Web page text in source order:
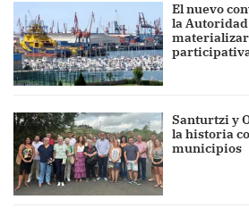
El nuevo
la
Santurtzi y
la historia
municipios